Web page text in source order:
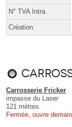
N° TVA Intra.
Création
Carrosserie Fricker
impasse du Laser
121 mètres
Fermée, ouvre